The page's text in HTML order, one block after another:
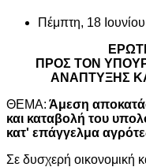
Πέμπτη, 18
ΠΡΟΣ ΤΟΝ
ΑΝΑΠΤΥΞΗΣ
ΘΕΜΑ: Άμεση
και καταβολή του
κατ' επάγγελμα
Σε δυσχερή οικονομική